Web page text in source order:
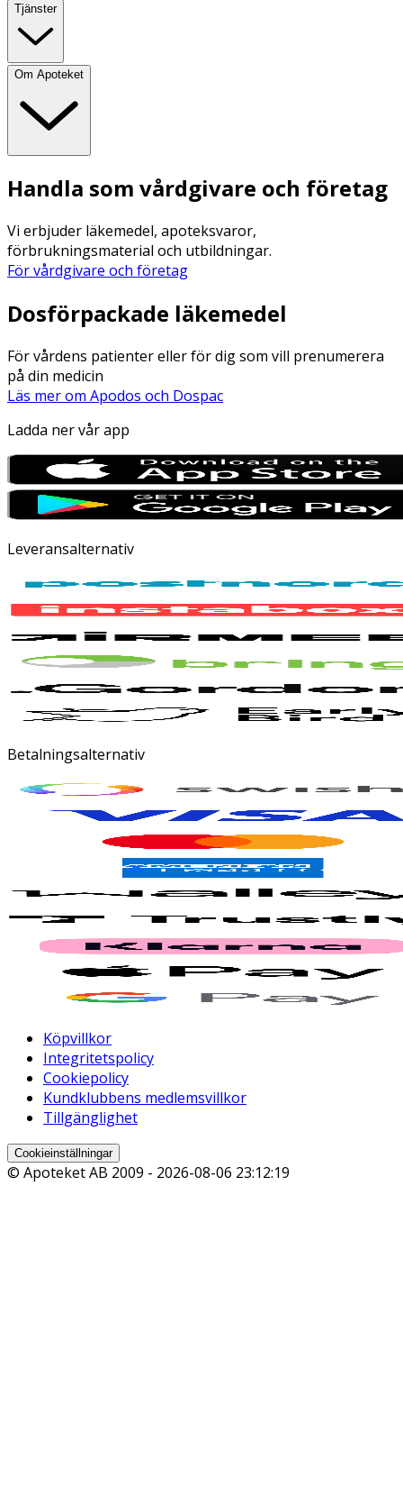
Tjänster
Om Apoteket
Handla som vårdgivare och företag
Vi erbjuder läkemedel, apoteksvaror,
förbrukningsmaterial och utbildningar.
För vårdgivare och företag
Dosförpackade läkemedel
För vårdens patienter eller för dig som vill prenumerera
på din medicin
Läs mer om Apodos och Dospac
Ladda ner vår app
Leveransalternativ
Betalningsalternativ
Köpvillkor
Integritetspolicy
Cookiepolicy
Kundklubbens medlemsvillkor
Tillgänglighet
Cookieinställningar
© Apoteket AB 2009 - 2026-08-06 23:12:19